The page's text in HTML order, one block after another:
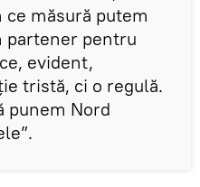
măsură putem
partener pentru
evident,
tristă, ci o regulă.
punem Nord